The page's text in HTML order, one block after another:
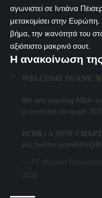
αγωνιστεί σε Ιντιάνα
μετακομίσει στην Ευρώπη.
βήμα, την ικανότητά του
αξιόπιστο μακρινό σουτ.
H ανακοίνωση